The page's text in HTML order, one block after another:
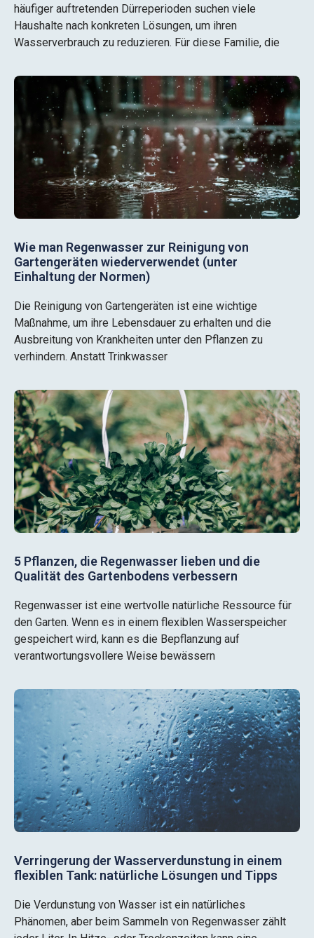
häufiger auftretenden Dürreperioden suchen viele
Haushalte nach konkreten Lösungen, um ihren
Wasserverbrauch zu reduzieren. Für diese Familie, die
Wie man Regenwasser zur Reinigung von
Gartengeräten wiederverwendet (unter
Einhaltung der Normen)
Die Reinigung von Gartengeräten ist eine wichtige
Maßnahme, um ihre Lebensdauer zu erhalten und die
Ausbreitung von Krankheiten unter den Pflanzen zu
verhindern. Anstatt Trinkwasser
5 Pflanzen, die Regenwasser lieben und die
Qualität des Gartenbodens verbessern
Regenwasser ist eine wertvolle natürliche Ressource für
den Garten. Wenn es in einem flexiblen Wasserspeicher
gespeichert wird, kann es die Bepflanzung auf
verantwortungsvollere Weise bewässern
Verringerung der Wasserverdunstung in einem
flexiblen Tank: natürliche Lösungen und Tipps
Die Verdunstung von Wasser ist ein natürliches
Phänomen, aber beim Sammeln von Regenwasser zählt